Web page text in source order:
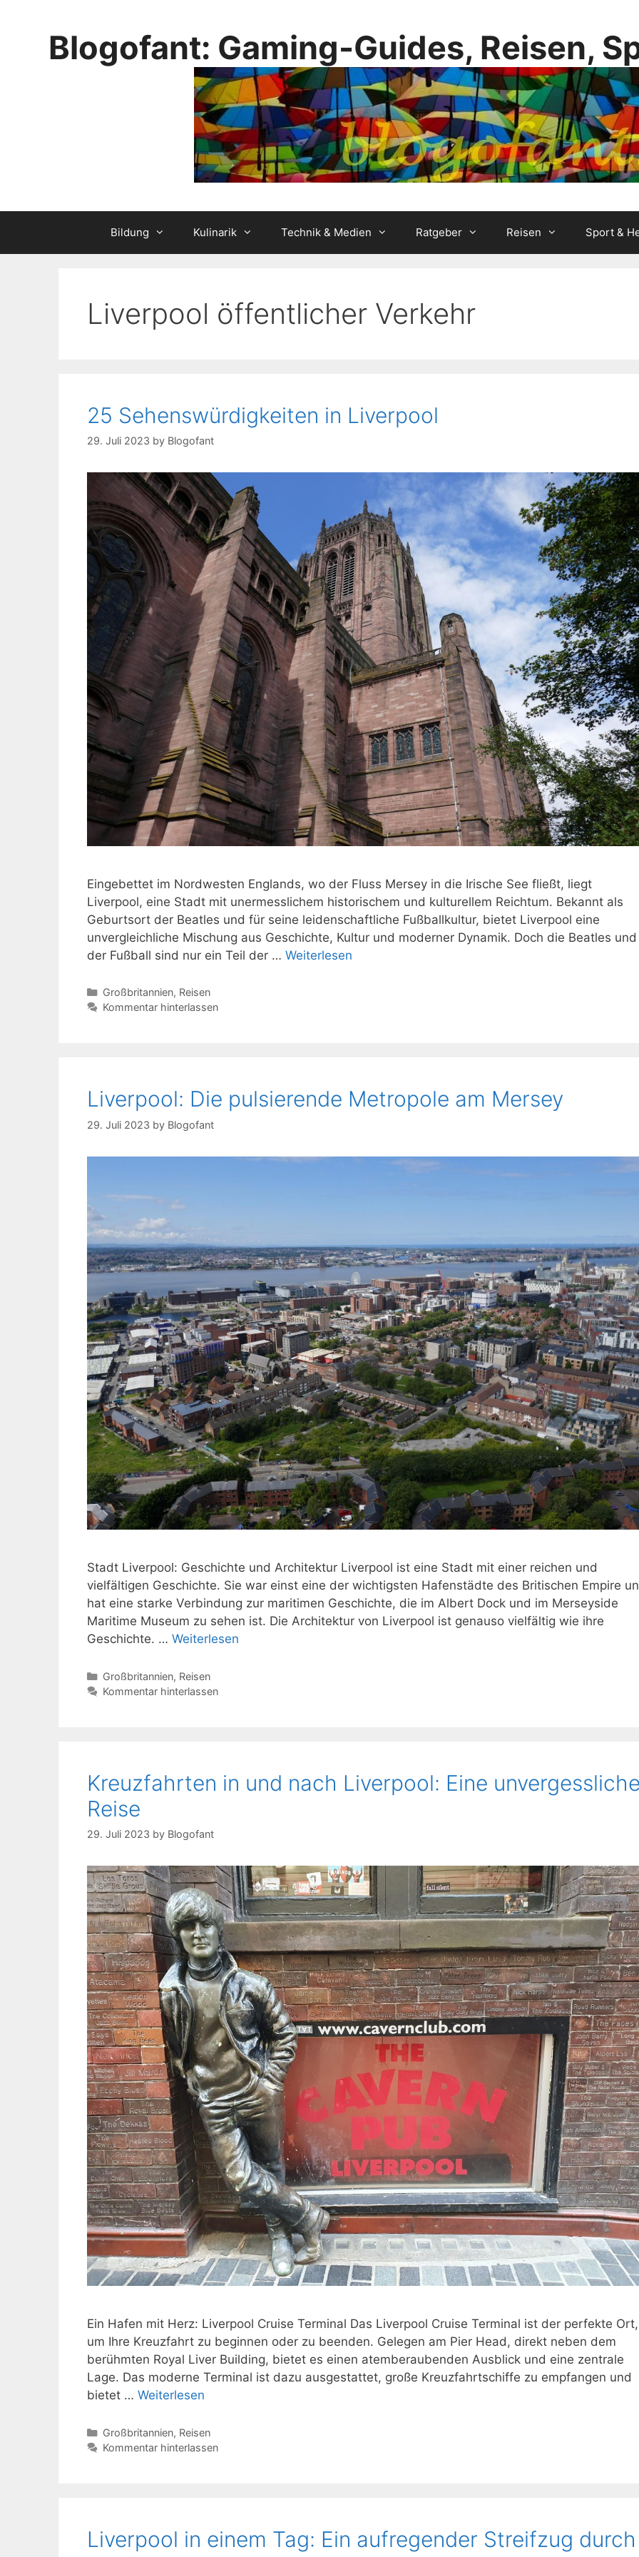
Blogofant: Gaming-Guides, Reisen,
Bildung Kulinarik Technik & Medien Ratgeber Reisen Sport &
Liverpool öffentlicher Verkehr
25 Sehenswürdigkeiten in Liverpool
29. Juli 2023 by Blogofant
Eingebettet im Nordwesten Englands, wo der Fluss Mersey in die Irische See fließt, liegt
Liverpool, eine Stadt mit unermesslichem historischem und kulturellem Reichtum. Bekannt als
Geburtsort der Beatles und für seine leidenschaftliche Fußballkultur, bietet Liverpool eine
unvergleichliche Mischung aus Geschichte, Kultur und moderner Dynamik. Doch die Beatles und
der Fußball sind nur ein Teil der … Weiterlesen
Kategorien
Großbritannien, Reisen
Kommentar hinterlassen
Liverpool: Die pulsierende Metropole am Mersey
29. Juli 2023 by Blogofant
Stadt Liverpool: Geschichte und Architektur Liverpool ist eine Stadt mit einer reichen und
vielfältigen Geschichte. Sie war einst eine der wichtigsten Hafenstädte des Britischen Empire
hat eine starke Verbindung zur maritimen Geschichte, die im Albert Dock und im Merseyside
Maritime Museum zu sehen ist. Die Architektur von Liverpool ist genauso vielfältig wie ihre
Geschichte. … Weiterlesen
Kategorien
Großbritannien, Reisen
Kommentar hinterlassen
Kreuzfahrten in und nach Liverpool: Eine
Reise
29. Juli 2023 by Blogofant
Ein Hafen mit Herz: Liverpool Cruise Terminal Das Liverpool Cruise Terminal ist der perfekte Ort,
um Ihre Kreuzfahrt zu beginnen oder zu beenden. Gelegen am Pier Head, direkt neben dem
berühmten Royal Liver Building, bietet es einen atemberaubenden Ausblick und eine zentrale
Lage. Das moderne Terminal ist dazu ausgestattet, große Kreuzfahrtschiffe zu empfangen und
bietet … Weiterlesen
Kategorien
Großbritannien, Reisen
Kommentar hinterlassen
Liverpool in einem Tag: Ein aufregender Streifzug durch